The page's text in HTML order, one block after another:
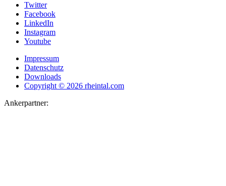
Twitter
Facebook
LinkedIn
Instagram
Youtube
Impressum
Datenschutz
Downloads
Copyright © 2026 rheintal.com
Ankerpartner: